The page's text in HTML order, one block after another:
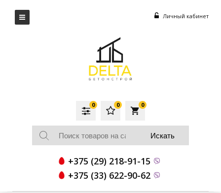
Личный кабинет
local_grocery_store
0
0
0
+375 (29) 218-91-15
+375 (33) 622-90-62